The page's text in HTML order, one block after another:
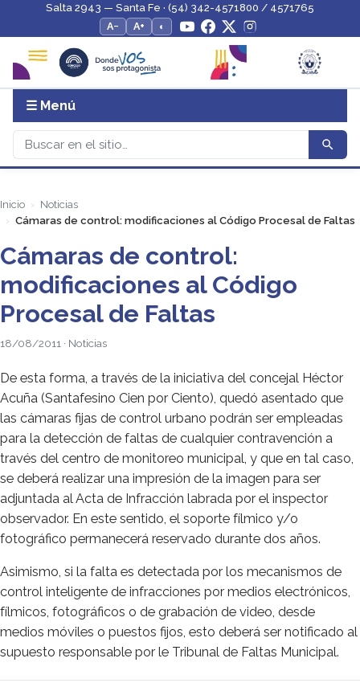
Salta 2943 — Santa Fe · (54) 342-4571800 / 4571765
A−
A+ ◐
☰ Menú
Inicio
Noticias
Cámaras de control: modificaciones al Código Procesal de Faltas
Cámaras de control:
modificaciones al Código
Procesal de Faltas
18/08/2011 · Noticias
De esta forma, a través de la iniciativa del concejal Héctor
Acuña (Santafesino Cien por Ciento), quedó asentado que
las cámaras fijas de control urbano podrán ser empleadas
para la detección de faltas de cualquier contravención a
través del centro de monitoreo municipal, y que en tal caso,
se deberá realizar una impresión de la imagen para ser
adjuntada al Acta de Infracción labrada por el inspector
observador. En este sentido, el soporte fílmico y/o
fotográfico permanecerá reservado durante dos años.
Asimismo, si la falta es detectada por los mecanismos de
control inteligente de infracciones por medios electrónicos,
fílmicos, fotográficos o de grabación de video, desde
medios móviles o puestos fijos, esto deberá ser notificado al
supuesto responsable por le Tribunal de Faltas Municipal.